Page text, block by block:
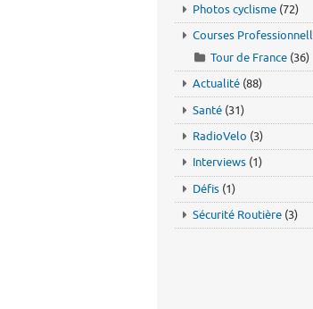
Photos cyclisme (72)
Courses
Tour de France (36)
Actualité (88)
Santé (31)
RadioVelo (3)
Interviews (1)
Défis (1)
Sécurité Routière (3)